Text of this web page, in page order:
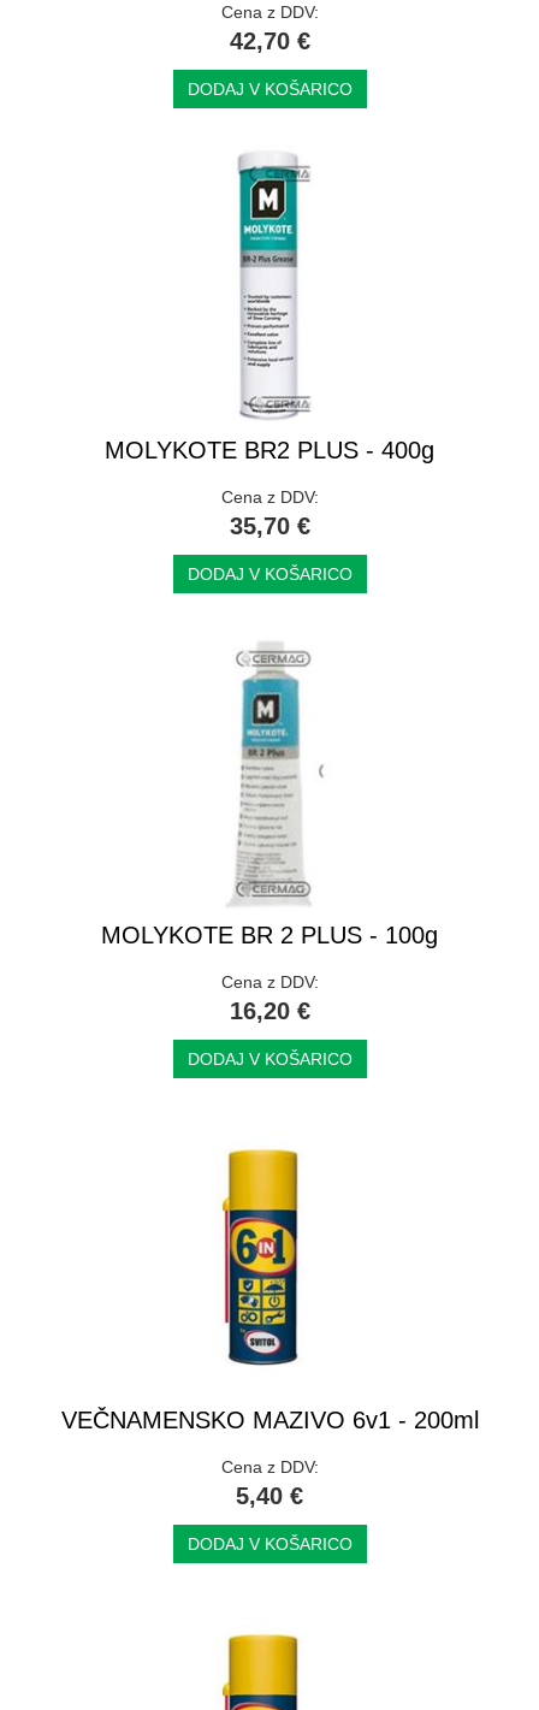
Cena z DDV:
42,70 €
DODAJ V KOŠARICO
MOLYKOTE BR2 PLUS - 400g
Cena z DDV:
35,70 €
DODAJ V KOŠARICO
MOLYKOTE BR 2 PLUS - 100g
Cena z DDV:
16,20 €
DODAJ V KOŠARICO
VEČNAMENSKO MAZIVO 6v1 - 200ml
Cena z DDV:
5,40 €
DODAJ V KOŠARICO